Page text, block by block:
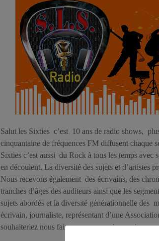
Salut les Sixties c’est 10 ans de radio shows,
cinquantaine de fréquences FM diffusent chaque
Sixties c’est aussi du Rock à tous les temps avec
en découlent. La diversité des sujets et d’artistes
Nous recevons également des écrivains, des
tranches d’âges des auditeurs ainsi que les
sujets abordés et la diversité générationnelle des
écrivain, journaliste, représentant d’une
souhaiteriez nous faire par, pourquoi ne seriez-